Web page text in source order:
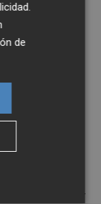
así
se
para que
un
de
y
lateral Dika
Grau —
.
de